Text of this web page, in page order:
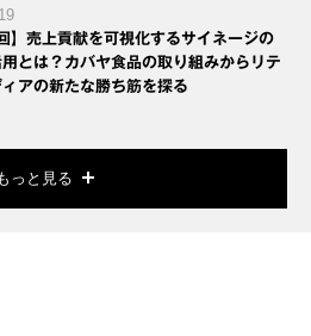
】売上貢献を可視化するサイネージの
とは？カバヤ食品の取り組みからリテ
アの新たな勝ち筋を探る
っと見る